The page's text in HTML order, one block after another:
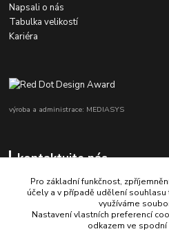
Napsali o nás
Tabulka velikostí
Kariéra
výroba a administrace: MEDIASYS
kontaktujte nás
+420 725 347 646
Pro základní funkčnost,
účely a v případě udělení
využíváme
Nastavení vlastních preferencí
odkazem ve spodní